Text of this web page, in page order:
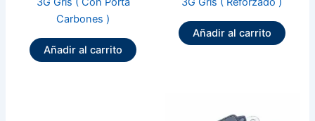
Carbones )
Añadir al carrito
Añadir al carrito